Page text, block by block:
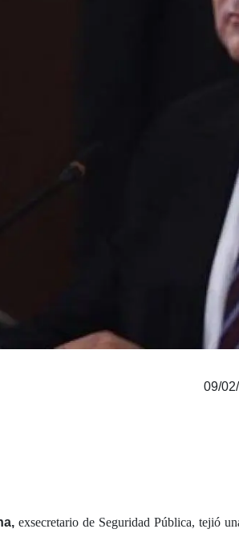
09/
exsecretario de Seguridad Pública, tejió